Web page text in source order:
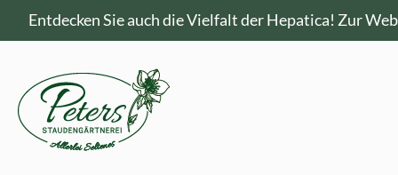
Entdecken Sie auch die Vielfalt der Hepatica! Zur